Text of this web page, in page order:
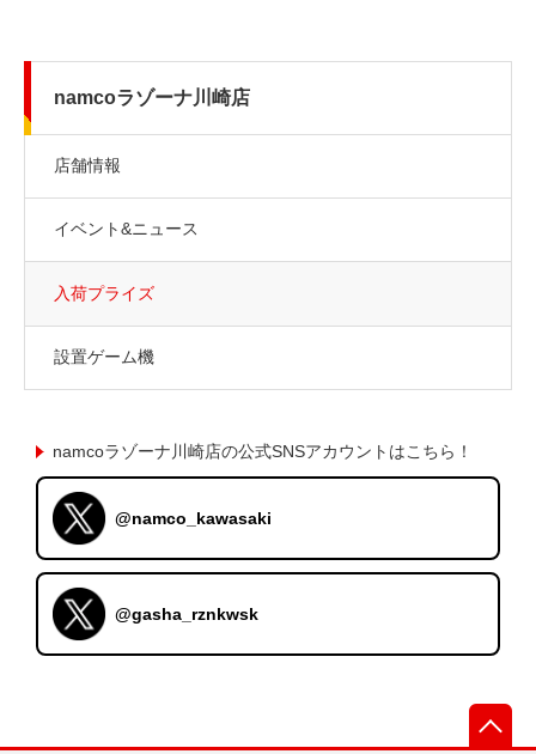
namcoラゾーナ川崎店
店舗情報
イベント&ニュース
入荷プライズ
設置ゲーム機
namcoラゾーナ川崎店の公式SNSアカウントはこちら！
@namco_kawasaki
@gasha_rznkwsk